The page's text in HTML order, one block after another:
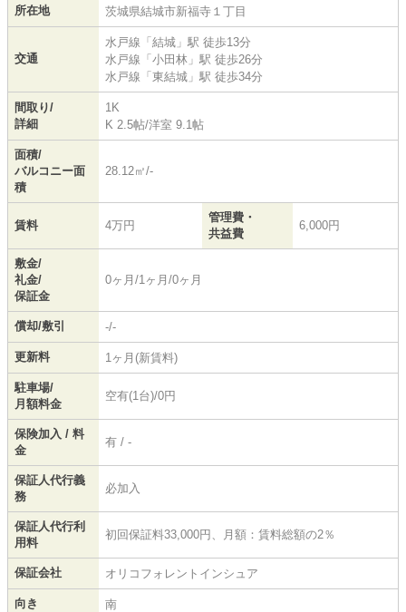
所在地 茨城県結城市新福寺 １丁目
交通
水戸線 「結城 」駅 徒歩13分
水戸線 「小田林 」駅 徒歩26分
水戸線 「東結城 」駅 徒歩34分
間取り/
詳細
1K
K 2.5帖/洋室 9.1帖
面積/
バルコニー面
積
28.12㎡/-
賃料 4万円
管理費・
共益費
6,000円
敷金/
礼金/
保証金
0ヶ月/1ヶ月/0ヶ月
償却/敷引 -/-
更新料 1ヶ月(新賃料)
駐車場/
月額料金
空有(1台)/0円
保険加入 / 料
金
有 / -
保証人代行義
務
必加入
保証人代行利
用料
初回保証料33,000円、月額：賃料総額の2％
保証会社 オリコフォレントインシュア
向き 南